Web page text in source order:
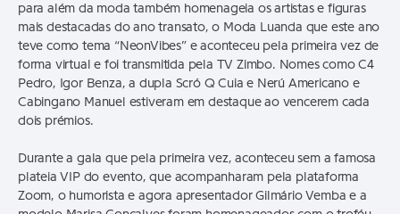
para além da moda também homenageia os artistas e figuras
mais destacadas do ano transato, o Moda Luanda que este ano
teve como tema “NeonVibes” e aconteceu pela primeira vez de
forma virtual e foi transmitida pela TV Zimbo. Nomes como C4
Pedro, Igor Benza, a dupla Scró Q Cuia e Nerú Americano e
Cabingano Manuel estiveram em destaque ao vencerem cada
dois prémios.
Durante a gala que pela primeira vez, aconteceu sem a famosa
plateia VIP do evento, que acompanharam pela plataforma
Zoom, o humorista e agora apresentador Gilmário Vemba e a